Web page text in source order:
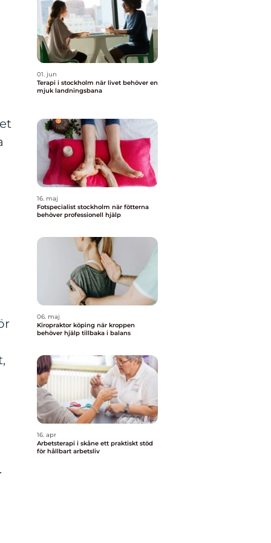
01. jun
Terapi i stockholm när livet behöver en
mjuk landningsbana
16. maj
Fotspecialist stockholm när fötterna
behöver professionell hjälp
06. maj
Kiropraktor köping när kroppen
behöver hjälp tillbaka i balans
16. apr
Arbetsterapi i skåne ett praktiskt stöd
för hållbart arbetsliv